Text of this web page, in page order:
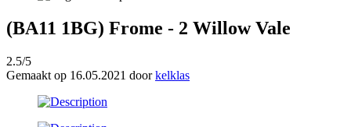
(BA11 1BG) Frome - 2 Willow Vale
2.5/5
Gemaakt op 16.05.2021 doorkelklas